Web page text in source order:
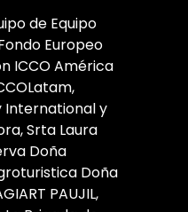
de Equipo
Europeo
ICCO América
International y
Srta Laura
Doña
Doña
PAUJIL,